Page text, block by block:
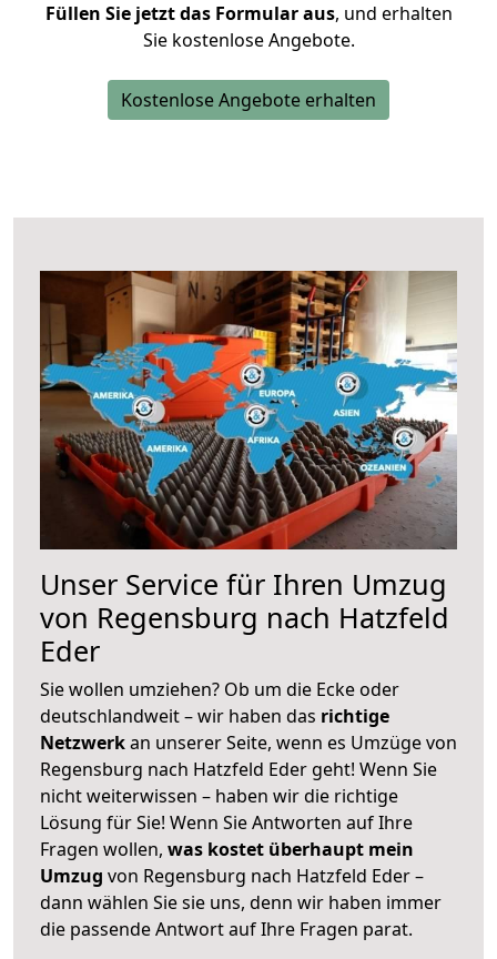
Füllen Sie jetzt das Formular aus, und erhalten
Sie kostenlose Angebote.
Kostenlose Angebote erhalten
Unser Service für Ihren Umzug
von Regensburg nach Hatzfeld
Eder
Sie wollen umziehen? Ob um die Ecke oder
deutschlandweit – wir haben das richtige
Netzwerkan unserer Seite, wenn es Umzüge von
Regensburg nach Hatzfeld Eder geht! Wenn Sie
nicht weiterwissen – haben wir die richtige
Lösung für Sie! Wenn Sie Antworten auf Ihre
Fragen wollen, was kostet überhaupt mein
Umzug von Regensburg nach Hatzfeld Eder –
dann wählen Sie sie uns, denn wir haben immer
die passende Antwort auf Ihre Fragen parat.